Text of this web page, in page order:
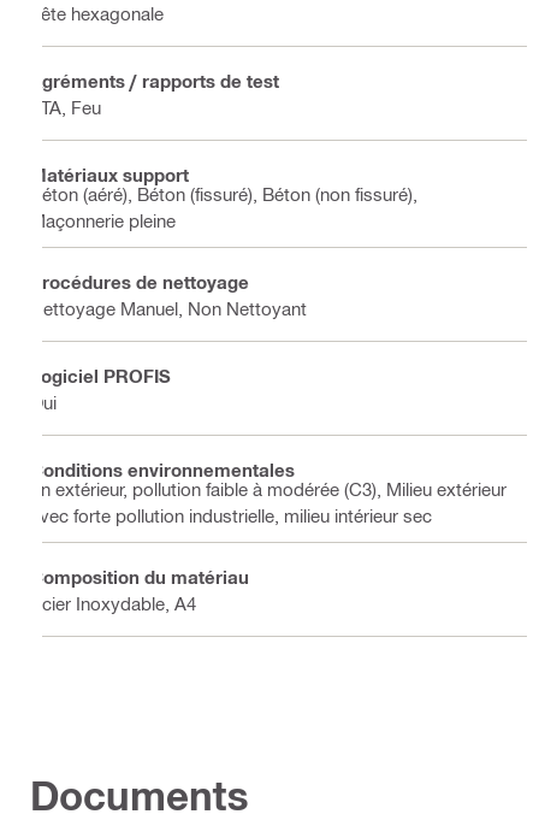
Tête hexagonale
Agréments / rapports de test
ETA, Feu
Matériaux support
Béton (aéré), Béton (fissuré), Béton (non fissuré),
Maçonnerie pleine
Procédures de nettoyage
Nettoyage Manuel, Non Nettoyant
Logiciel PROFIS
Oui
Conditions environnementales
En extérieur, pollution faible à modérée (C3), Milieu extérieur
avec forte pollution industrielle, milieu intérieur sec
Composition du matériau
Acier Inoxydable, A4
Documents